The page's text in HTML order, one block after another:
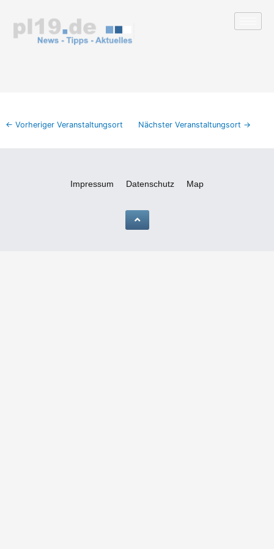
springen
← Vorheriger Veranstaltungsort Nächster Veranstaltungsort →
Impressum Datenschutz Map